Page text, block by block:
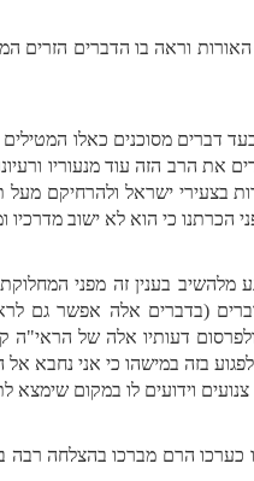
האורות וראה בו הדברים
דברים מסוכנים כאלו
את הרב הזה עוד מנעוריו
בצעירי ישראל ולהרחיקם
הכרתנו כי הוא לא ישוב
מלהשיב בענין זה מפני
(בדברים אלה אפשר גם
דעותיו אלה של הראי"ה
לפגוע בזה במישהו כי אני
וידועים לו במקום שימצא
כערכו הרם מברכו בהצלחה